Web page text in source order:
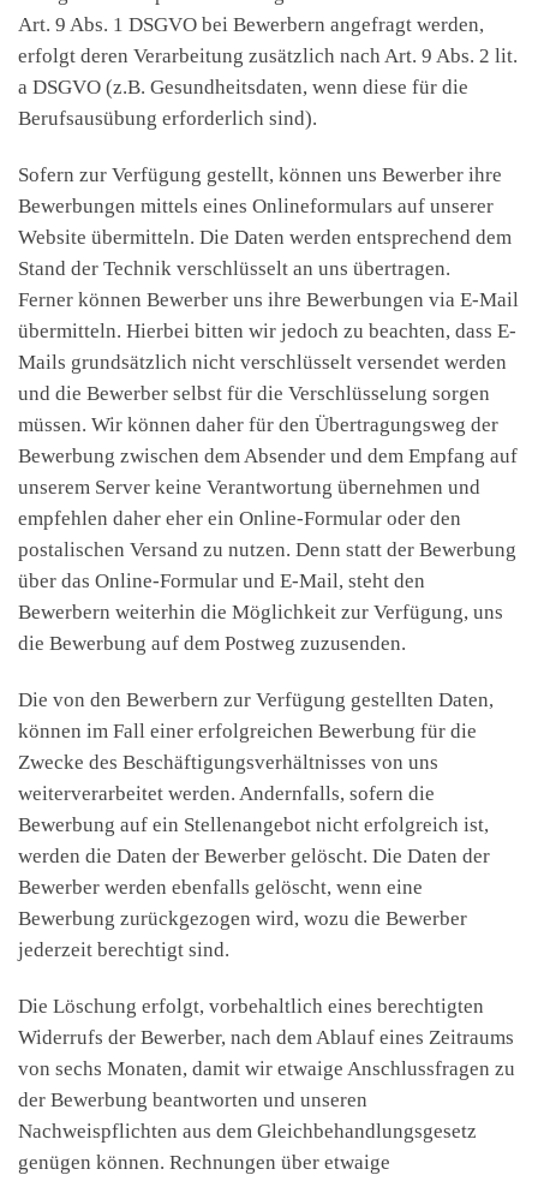
Art. 9 Abs. 1 DSGVO bei Bewerbern angefragt werden,
erfolgt deren Verarbeitung zusätzlich nach Art. 9 Abs. 2 lit.
a DSGVO (z.B. Gesundheitsdaten, wenn diese für die
Berufsausübung erforderlich sind).
Sofern zur Verfügung gestellt, können uns Bewerber ihre
Bewerbungen mittels eines Onlineformulars auf unserer
Website übermitteln. Die Daten werden entsprechend dem
Stand der Technik verschlüsselt an uns übertragen.
Ferner können Bewerber uns ihre Bewerbungen via E-Mail
übermitteln. Hierbei bitten wir jedoch zu beachten, dass E-
Mails grundsätzlich nicht verschlüsselt versendet werden
und die Bewerber selbst für die Verschlüsselung sorgen
müssen. Wir können daher für den Übertragungsweg der
Bewerbung zwischen dem Absender und dem Empfang auf
unserem Server keine Verantwortung übernehmen und
empfehlen daher eher ein Online-Formular oder den
postalischen Versand zu nutzen. Denn statt der Bewerbung
über das Online-Formular und E-Mail, steht den
Bewerbern weiterhin die Möglichkeit zur Verfügung, uns
die Bewerbung auf dem Postweg zuzusenden.
Die von den Bewerbern zur Verfügung gestellten Daten,
können im Fall einer erfolgreichen Bewerbung für die
Zwecke des Beschäftigungsverhältnisses von uns
weiterverarbeitet werden. Andernfalls, sofern die
Bewerbung auf ein Stellenangebot nicht erfolgreich ist,
werden die Daten der Bewerber gelöscht. Die Daten der
Bewerber werden ebenfalls gelöscht, wenn eine
Bewerbung zurückgezogen wird, wozu die Bewerber
jederzeit berechtigt sind.
Die Löschung erfolgt, vorbehaltlich eines berechtigten
Widerrufs der Bewerber, nach dem Ablauf eines Zeitraums
von sechs Monaten, damit wir etwaige Anschlussfragen zu
der Bewerbung beantworten und unseren
Nachweispflichten aus dem Gleichbehandlungsgesetz
genügen können. Rechnungen über etwaige